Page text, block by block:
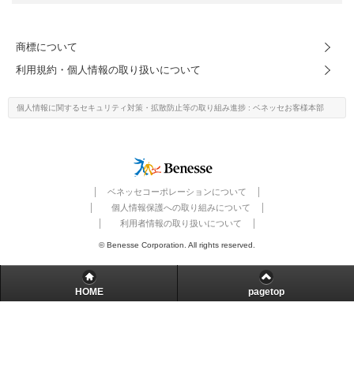
進研ゼミ 中学講座
進研ゼミ中学講座中高一貫のご紹介はこちら
会員サイトはこちら
商標について
利用規約・個人情報の取り扱いについて
個人情報に関するセキュリティ対策・ 拡散防止等の取り組み進捗 : ベネッセお客様本部
ベネッセコーポレーションについて
個人情報保護への取り組みについて
利用者情報の取り扱いについて
© Benesse Corporation. All rights reserved.
HOME pagetop